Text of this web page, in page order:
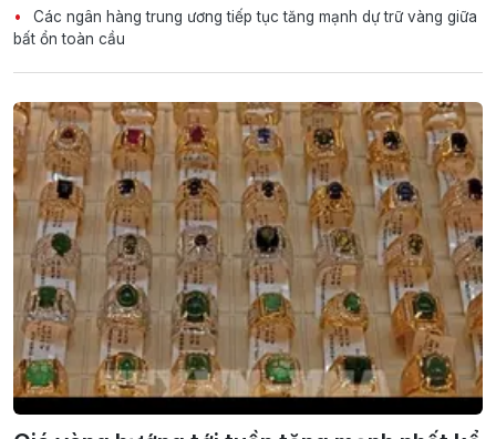
Các ngân hàng trung ương tiếp tục tăng mạnh dự trữ vàng giữa
bất ổn toàn cầu